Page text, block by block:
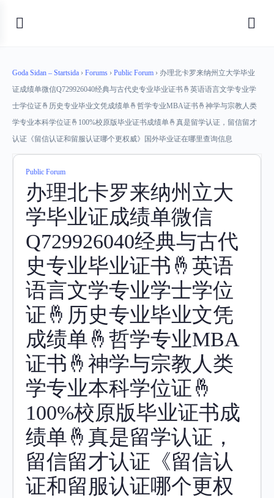
Goda Sidan – Startsida › Forums › Public Forum › 办理北卡罗来纳州立大学毕业
证成绩单微信Q729926040经典与古代史专业毕业证书🤞英语语言文学专业学
士学位证🤞历史专业毕业文凭成绩单🤞哲学专业MBA证书🤞神学与宗教人类
学专业本科学位证🤞100%校原版毕业证书成绩单🤞真是留学认证，留信留才
认证《留信认证和留服认证哪个更权威》国外毕业证在哪里查询信息
Public Forum
办理北卡罗来纳州立大
学毕业证成绩单微信
Q729926040经典与古代
史专业毕业证书🤞英语
语言文学专业学士学位
证🤞历史专业毕业文凭
成绩单🤞哲学专业MBA
证书🤞神学与宗教人类
学专业本科学位证🤞
100%校原版毕业证书成
绩单🤞真是留学认证，
留信留才认证《留信认
证和留服认证哪个更权